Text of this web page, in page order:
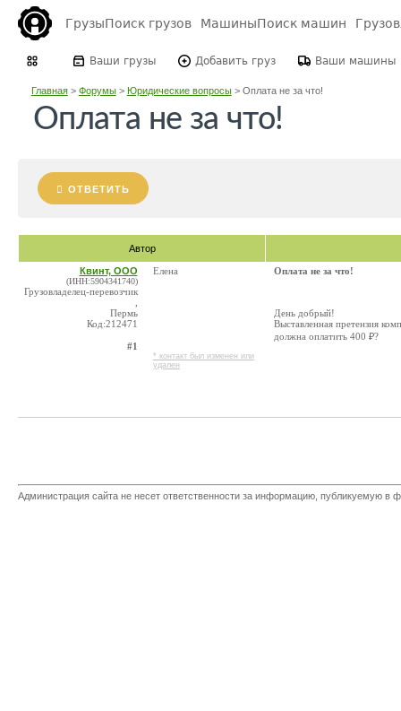
ГрузыПоиск грузов МашиныПоиск машин
Ваши грузы Добавить груз Ваши машины
Главная> Форумы> Юридические вопросы> Оплата не за что!
Оплата не за что!
ОТВЕТИТЬ
Автор
Квинт, ООО
(ИНН:5904341740)
Грузовладелец-перевозчик
Пермь
Код:212471
#1
Елена
* контакт был изменен или
удален
Оплата не за что!
День добрый!
Выставленная претензия
должна оплатить 400 ₽?
Администрация сайта не несет ответственности за информацию, публикуемую